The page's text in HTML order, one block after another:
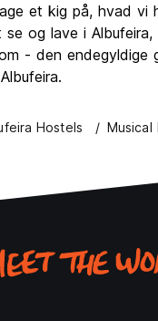
et kig på, hvad vi
og lave i Albufeira,
- den endegyldige
Hostels Musical